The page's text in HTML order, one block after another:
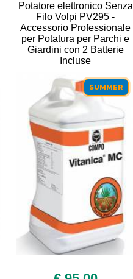
Potatore elettronico Senza
Filo Volpi PV295 -
Accessorio Professionale
per Potatura per Parchi e
Giardini con 2 Batterie
Incluse
SUMMER